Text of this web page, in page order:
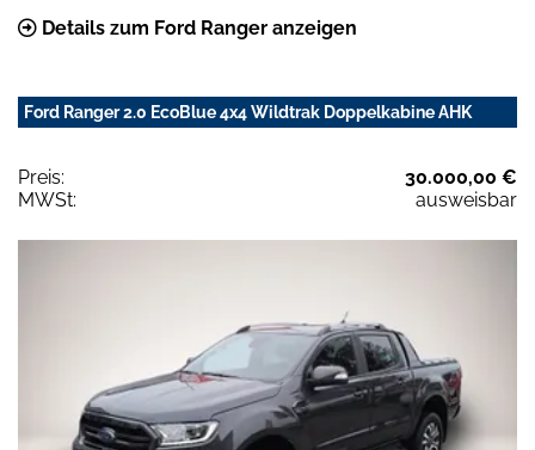
Details zum Ford Ranger anzeigen
Ford Ranger 2.0 EcoBlue 4x4 Wildtrak Doppelkabine AHK
Preis:
30.000,00 €
MWSt:
ausweisbar